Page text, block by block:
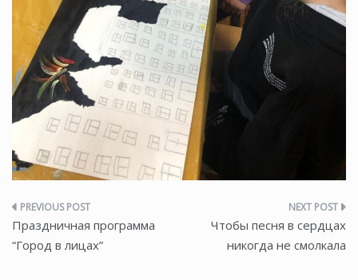
Навигация
по
Праздничная программа
“Город в лицах”
Чтобы песня в сердцах
никогда не смолкала